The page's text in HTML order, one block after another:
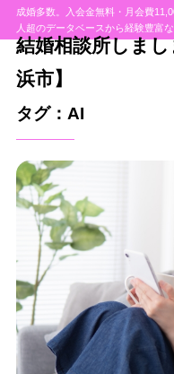
成婚多数。入会金無料・月会費
人超のデータベースから経験豊富
結婚相談所しま
浜市】
タグ：AI